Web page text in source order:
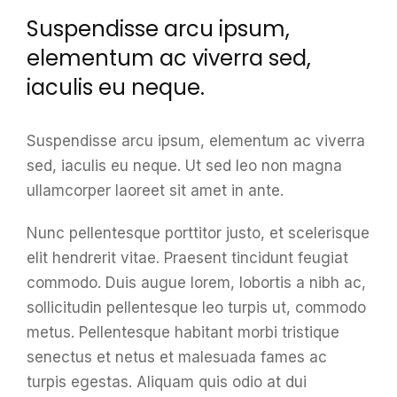
Suspendisse arcu ipsum,
elementum ac viverra sed,
iaculis eu neque.
Suspendisse arcu ipsum, elementum ac viverra
sed, iaculis eu neque. Ut sed leo non magna
ullamcorper laoreet sit amet in ante.
Nunc pellentesque porttitor justo, et scelerisque
elit hendrerit vitae. Praesent tincidunt feugiat
commodo. Duis augue lorem, lobortis a nibh ac,
sollicitudin pellentesque leo turpis ut, commodo
metus. Pellentesque habitant morbi tristique
senectus et netus et malesuada fames ac
turpis egestas. Aliquam quis odio at dui